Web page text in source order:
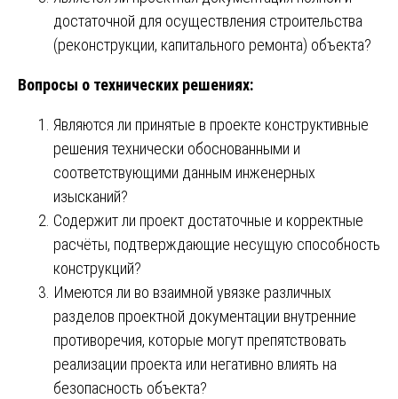
достаточной для осуществления строительства
(реконструкции, капитального ремонта) объекта?
Вопросы о технических решениях:
Являются ли принятые в проекте конструктивные
решения технически обоснованными и
соответствующими данным инженерных
изысканий?
Содержит ли проект достаточные и корректные
расчёты, подтверждающие несущую способность
конструкций?
Имеются ли во взаимной увязке различных
разделов проектной документации внутренние
противоречия, которые могут препятствовать
реализации проекта или негативно влиять на
безопасность объекта?